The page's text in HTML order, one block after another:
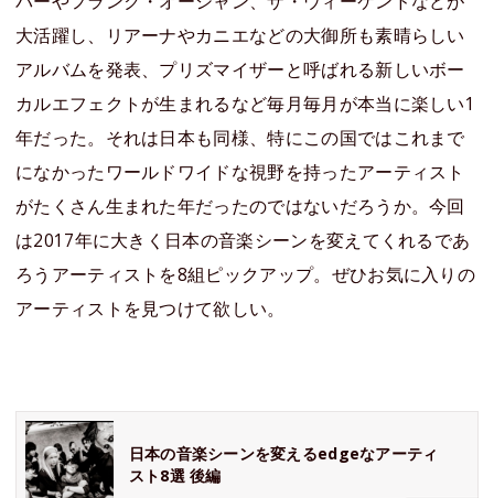
大活躍し、リアーナやカニエなどの大御所も素晴らしい
アルバムを発表、プリズマイザーと呼ばれる新しいボー
カルエフェクトが生まれるなど毎月毎月が本当に楽しい1
年だった。それは日本も同様、特にこの国ではこれまで
になかったワールドワイドな視野を持ったアーティスト
がたくさん生まれた年だったのではないだろうか。今回
は2017年に大きく日本の音楽シーンを変えてくれるであ
ろうアーティストを8組ピックアップ。ぜひお気に入りの
アーティストを見つけて欲しい。
日本の音楽シーンを変えるedgeなアーティ
スト8選 後編